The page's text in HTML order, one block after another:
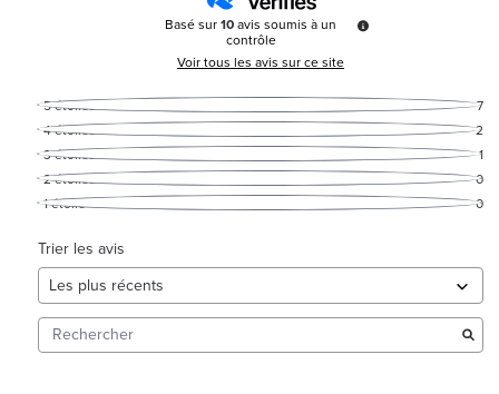
Basé sur10avis soumis à un
contrôle
Voir tous les avis sur ce site
5étoiles
7
4étoiles
2
3étoiles
1
2étoiles
0
1étoile 0
Trier les avis